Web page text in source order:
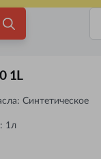
1L
: Синтетическое
: 1л